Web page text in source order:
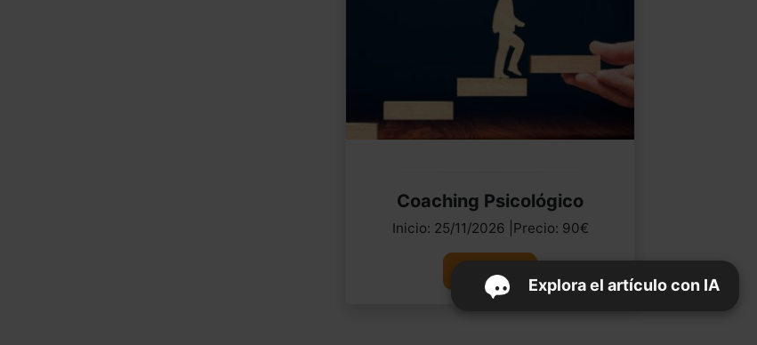
Coaching Psicológico
Inicio: 25/11/2026 |Precio: 90€
Ver curso
Explora el artículo con IA